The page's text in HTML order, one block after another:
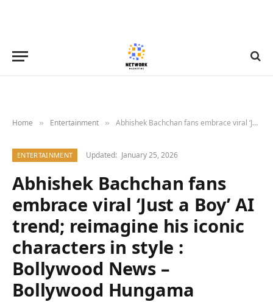
Home » Entertainment » Abhishek Bachchan fans embrace viral ‘Just a Boy’ AI trend; reimagine his iconic characters in style : Bollywood News – Bollywood Hungama
ENTERTAINMENT Updated: January 25, 2026
Abhishek Bachchan fans
embrace viral ‘Just a Boy’ AI
trend; reimagine his iconic
characters in style :
Bollywood News –
Bollywood Hungama